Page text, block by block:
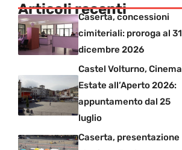
Articoli recenti
Caserta, concessioni
cimiteriali: proroga al 31
dicembre 2026
Castel Volturno, Cinema
Estate all’Aperto 2026:
appuntamento dal 25
luglio
Caserta, presentazione